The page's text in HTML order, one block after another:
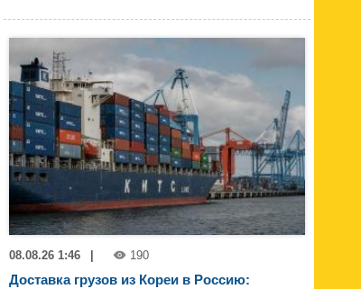
08.08.26 1:46 190
Доставка грузов из Кореи в Россию: